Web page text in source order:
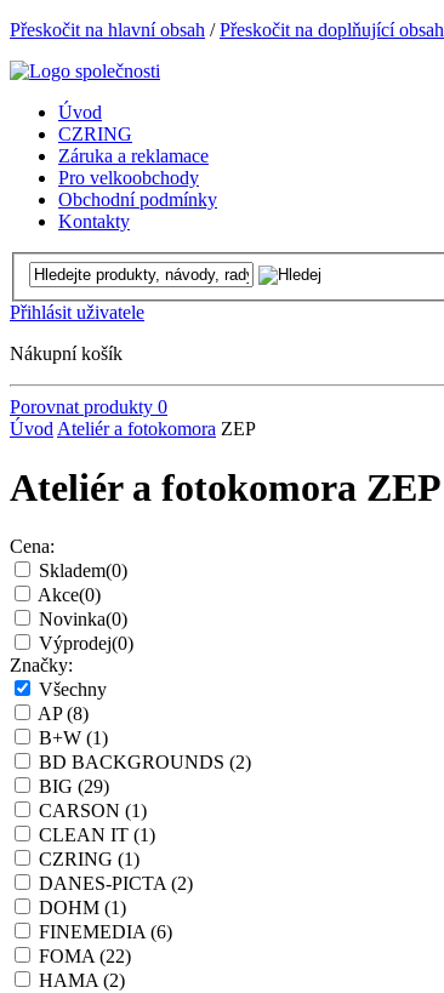
Přeskočit na hlavní obsah /Přeskočit na doplňující obsah
Úvod
CZRING
Záruka a reklamace
Pro velkoobchody
Obchodní podmínky
Kontakty
Přihlásit uživatele
Nákupní košík
Porovnat produkty 0
Úvod Ateliér a fotokomora ZEP
Ateliér a fotokomora ZEP
Cena:
Skladem(0)
Akce(0)
Novinka(0)
Výprodej(0)
Značky:
Všechny
AP(8)
B+W (1)
BD BACKGROUNDS (2)
BIG (29)
CARSON (1)
CLEAN IT (1)
CZRING (1)
DANES-PICTA(2)
DOHM (1)
FINEMEDIA(6)
FOMA(22)
HAMA(2)